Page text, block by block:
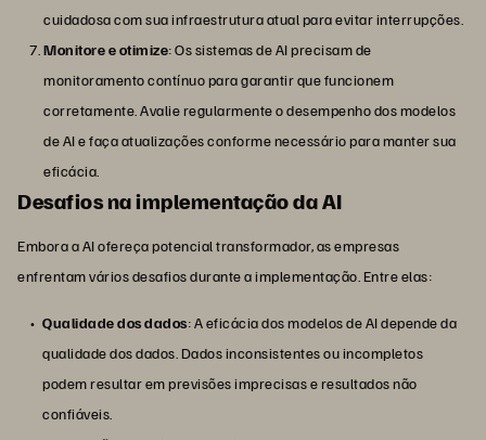
cuidadosa com sua infraestrutura atual para evitar interrupções.
Monitore e otimize: Os sistemas de AI precisam de
monitoramento contínuo para garantir que funcionem
corretamente. Avalie regularmente o desempenho dos modelos
de AI e faça atualizações conforme necessário para manter sua
eficácia.
Desafios na implementação da AI
Embora a AI ofereça potencial transformador, as empresas
enfrentam vários desafios durante a implementação. Entre elas:
Qualidade dos dados: A eficácia dos modelos de AI depende da
qualidade dos dados. Dados inconsistentes ou incompletos
podem resultar em previsões imprecisas e resultados não
confiáveis.